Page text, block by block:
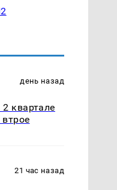
день назад
квартале
21 час назад